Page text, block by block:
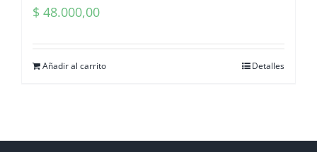
$ 48.000,00
Añadir al carrito Detalles